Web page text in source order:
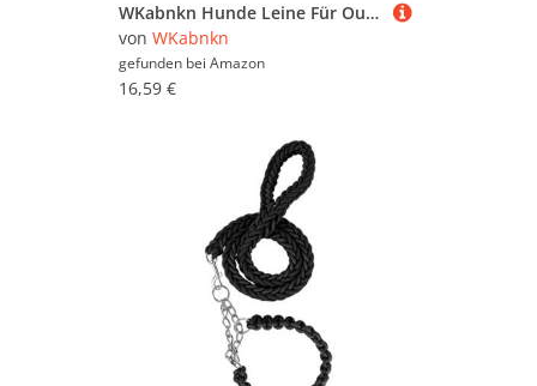
WKabnkn Hunde Leine Für Outdoor Walking Nopull Haustiertraining Leiter Praktisches Nylon Leine Einstellbares Traktionsseil Für Große Hunde Blei
von WKabnkn
gefunden bei Amazon
16,59 €